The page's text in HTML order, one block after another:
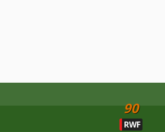
90
RWF